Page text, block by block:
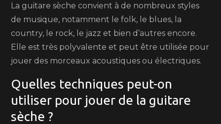
La guitare sèche convient à de nombreux styles
de musique, notamment le folk, le blues, la
country, le rock, le jazz et bien d’autres encore.
Elle est très polyvalente et peut être utilisée pour
jouer des morceaux acoustiques ou électriques.
Quelles techniques peut-on
utiliser pour jouer de la guitare
sèche ?